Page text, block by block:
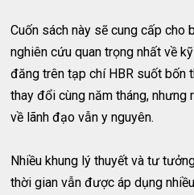
Cuốn sách này sẽ cung cấp cho
nghiên cứu quan trọng nhất về
đăng trên tạp chí HBR suốt bốn
thay đổi cùng năm tháng, nhưng
về lãnh đạo vẫn y nguyên.
Nhiều khung lý thuyết và tư
thời gian vẫn được áp dụng